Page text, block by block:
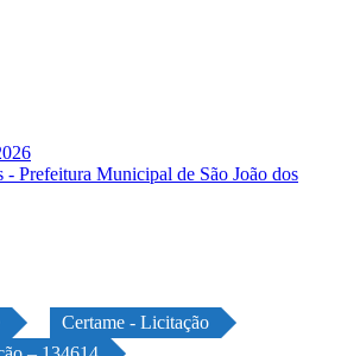
Certame - Licitação